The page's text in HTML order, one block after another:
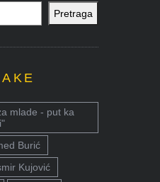
Pretraga
mlade - put ka
Burić
Kujović